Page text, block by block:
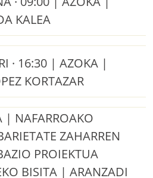
KALEA
· 16:30 | AZOKA |
KORTAZAR
| NAFARROAKO
ZAHARREN
PROIEKTUA
BISITA | ARANZADI